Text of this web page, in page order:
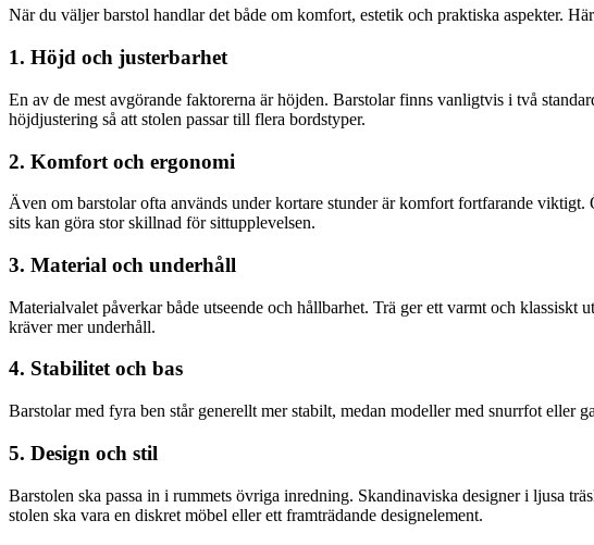
När du väljer barstol handlar det både om komfort, estetik och praktiska aspekter.
1. Höjd och justerbarhet
En av de mest avgörande faktorerna är höjden. Barstolar finns vanligtvis i två
höjdjustering så att stolen passar till flera bordstyper.
2. Komfort och ergonomi
Även om barstolar ofta används under kortare stunder är komfort fortfarande
sits kan göra stor skillnad för sittupplevelsen.
3. Material och underhåll
Materialvalet påverkar både utseende och hållbarhet. Trä ger ett varmt och
kräver mer underhåll.
4. Stabilitet och bas
Barstolar med fyra ben står generellt mer stabilt, medan modeller med snurrfot eller
5. Design och stil
Barstolen ska passa in i rummets övriga inredning. Skandinaviska designer i ljusa
stolen ska vara en diskret möbel eller ett framträdande designelement.